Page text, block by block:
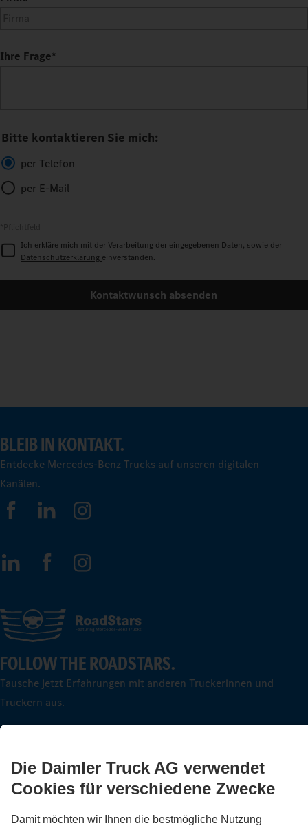
Ihre Frage*
Bitte kontaktieren Sie mich:
per Telefon
per E-Mail
Ich erkläre mich mit der Verarbeitung der eingegebenen Daten, sowie der
Datenschutzerklärung einverstanden.
Kontaktwunsch absenden
BLEIB IN KONTAKT.
Entdecke Mercedes-Benz Trucks auf unseren digitalen
Kanälen.
FOLLOW THE ROADSTARS.
Tausche jetzt Erfahrungen mit anderen Truckerinnen und
Truckern aus.
LANGUAGE